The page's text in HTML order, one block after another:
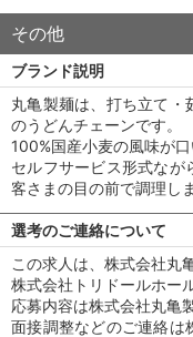
その他
ブランド説明
丸亀製麺は、打ち立て・
のうどんチェーンです。
100%国産小麦の風味が
セルフサービス形式なが
客さまの目の前で調理しま
選考のご連絡について
この求人は、株式会社丸
株式会社トリドールホー
応募内容は株式会社丸亀
面接調整などのご連絡は